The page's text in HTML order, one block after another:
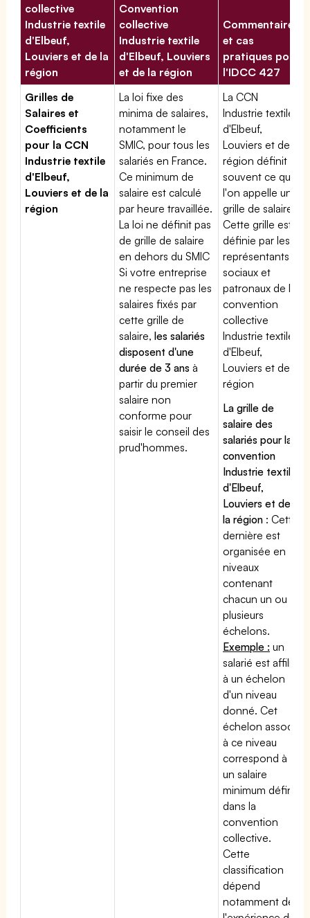
collective
Industrie textile
d'Elbeuf,
Louviers et de la
région
Convention
collective
Industrie textile
d'Elbeuf, Louviers
et de la région
Commentaires
et cas
pratiques pour
l'IDCC 427
Grilles de
Salaires et
Coefficients
pour la CCN
Industrie textile
d'Elbeuf,
Louviers et de la
région
La loi fixe des
minima de salaires,
notamment le
SMIC, pour tous les
salariés en France.
Ce minimum de
salaire est calculé
par heure travaillée.
La loi ne définit pas
de grille de salaire
en dehors du SMIC
Si votre entreprise
ne respecte pas les
salaires fixés par
cette grille de
salaire,les salariés
disposent d'une
durée de 3 ans à
partir du premier
salaire non
conforme pour
saisir le conseil des
prud'hommes.
La CCN
Industrie textile
d'Elbeuf,
Louviers et de la
région définit
souvent ce que
l'on appelle une
grille de salaires.
Cette grille est
définie par les
représentants
sociaux et
patronaux de la
convention
collective
Industrie textile
d'Elbeuf,
Louviers et de la
région
La grille de
salaire des
salariés pour la
convention
Industrie textile
d'Elbeuf,
Louviers et de
la région : Cette
dernière est
organisée en
niveaux
contenant
chacun un ou
plusieurs
échelons.
Exemple : un
salarié est affilié
à un échelon
d'un niveau
donné. Cet
échelon associé
à ce niveau
correspond à
un salaire
minimum défini
dans la
convention
collective.
Cette
classification
dépend
notamment de